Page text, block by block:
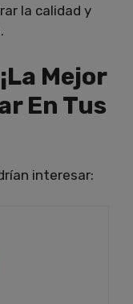
la calidad y
Mejor
En Tus
interesar: